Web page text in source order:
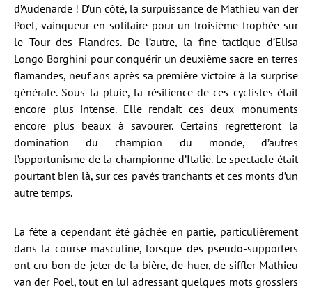
d’Audenarde ! D’un côté, la surpuissance de Mathieu van der
Poel, vainqueur en solitaire pour un troisième trophée sur
le Tour des Flandres. De l’autre, la fine tactique d’Elisa
Longo Borghini pour conquérir un deuxième sacre en terres
flamandes, neuf ans après sa première victoire à la surprise
générale. Sous la pluie, la résilience de ces cyclistes était
encore plus intense. Elle rendait ces deux monuments
encore plus beaux à savourer. Certains regretteront la
domination du champion du monde, d’autres
l’opportunisme de la championne d’Italie. Le spectacle était
pourtant bien là, sur ces pavés tranchants et ces monts d’un
autre temps.
La fête a cependant été gâchée en partie, particulièrement
dans la course masculine, lorsque des pseudo-supporters
ont cru bon de jeter de la bière, de huer, de siffler Mathieu
van der Poel, tout en lui adressant quelques mots grossiers